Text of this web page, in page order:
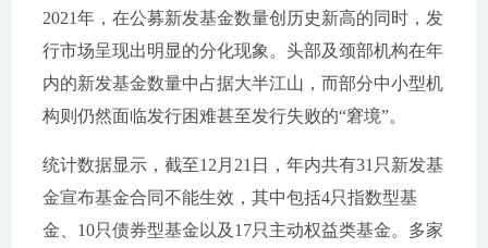
2021年，在公募新发基金数量创历史新高的同时，发
行市场呈现出明显的分化现象。头部及颈部机构在年
内的新发基金数量中占据大半江山，而部分中小型机
构则仍然面临发行困难甚至发行失败的“窘境”。
统计数据显示，截至12月21日，年内共有31只新发基
金宣布基金合同不能生效，其中包括4只指数型基
金、10只债券型基金以及17只主动权益类基金。多家